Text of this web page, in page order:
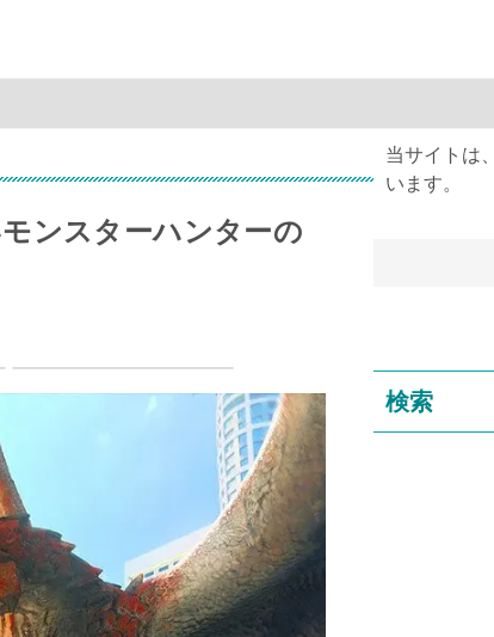
ンスターハンターの
当サイトは
います。
検索